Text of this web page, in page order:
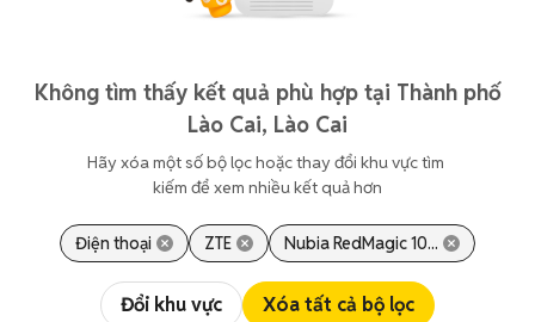
Không tìm thấy kết quả phù hợp tại Thành phố
Lào Cai, Lào Cai
Hãy xóa một số bộ lọc hoặc thay đổi khu vực tìm
kiếm để xem nhiều kết quả hơn
Điện thoại ZTE Nubia RedMagic 10...
Đổi khu vực Xóa tất cả bộ lọc